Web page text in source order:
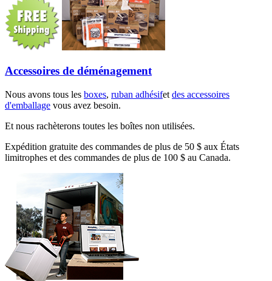
Accessoires de déménagement
Nous avons tous les boxes, ruban adhésifet des accessoires
d'emballage vous avez besoin.
Et nous rachèterons toutes les boîtes non utilisées.
Expédition gratuite des commandes de plus de 50 $ aux États
limitrophes et des commandes de plus de 100 $ au Canada.